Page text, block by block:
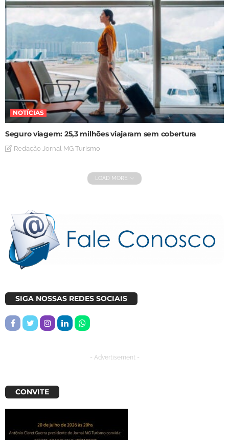
NOTÍCIAS
Seguro viagem: 25,3 milhões viajaram sem cobertura
Redação Jornal MG Turismo
LOAD MORE
SIGA NOSSAS REDES SOCIAIS
- Advertisement -
CONVITE